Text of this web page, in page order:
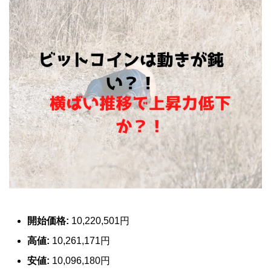
開始価格: 10,220,501円
高値: 10,261,171円
安値: 10,096,180円